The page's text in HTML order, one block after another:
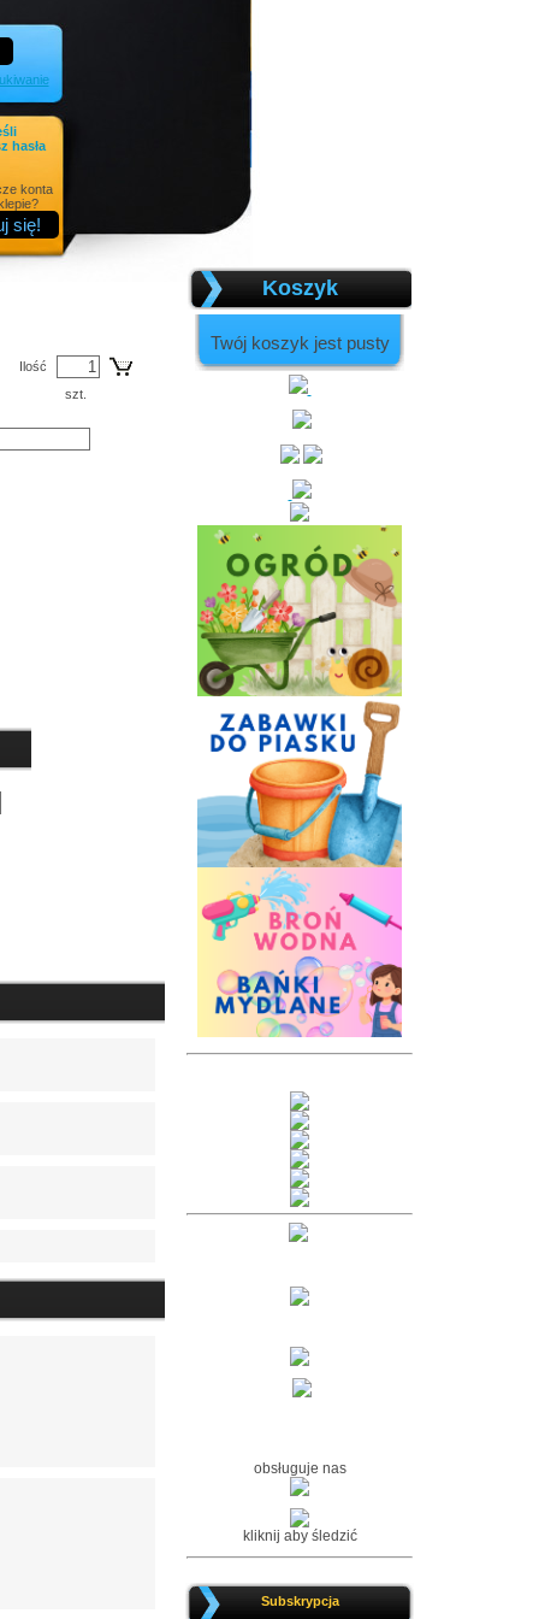
hasła
konta
Ilość
szt.
Koszyk
Twój koszyk jest pusty
obsługuje nas
kliknij aby śledzić
Subskrypcja